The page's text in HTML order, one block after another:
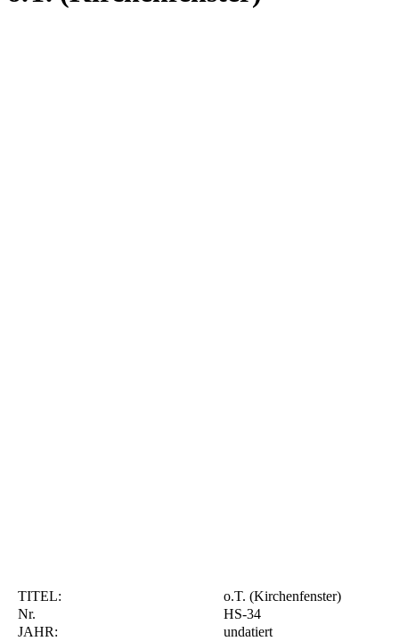
TITEL:
o.T. (Kirchenfenster)
Nr.
HS-34
JAHR:
undatiert